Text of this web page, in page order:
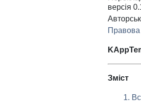
версія
Правова
Зміст
1.